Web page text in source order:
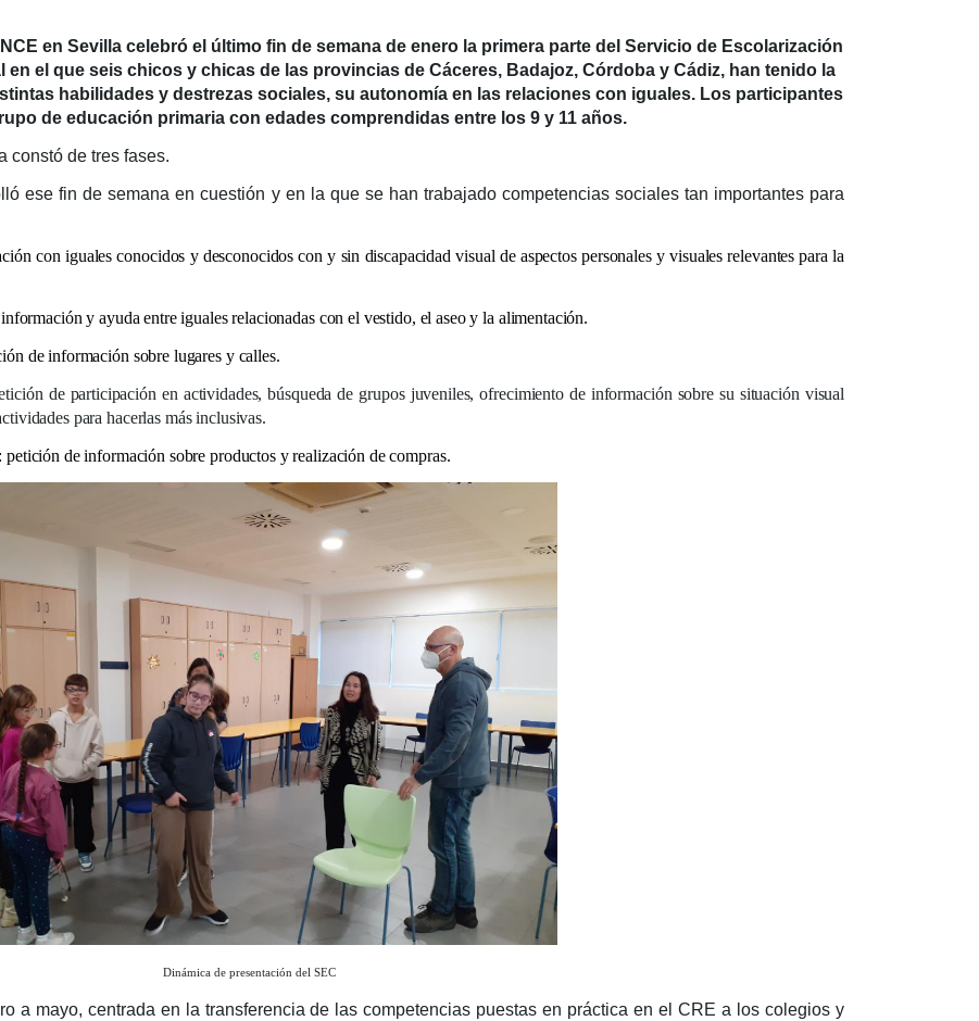
en Sevilla celebró el último fin de semana de enero la primera parte del Servicio de Escolarización
en el que seis chicos y chicas de las provincias de Cáceres, Badajoz, Córdoba y Cádiz, han tenido la
habilidades y destrezas sociales, su autonomía en las relaciones con iguales. Los participantes
de educación primaria con edades comprendidas entre los 9 y 11 años.
constó de tres fases.
ese fin de semana en cuestión y en la que se han trabajado competencias sociales tan importantes para
con iguales conocidos y desconocidos con y sin discapacidad visual de aspectos personales y visuales relevantes para la
y ayuda entre iguales relacionadas con el vestido, el aseo y la alimentación.
de información sobre lugares y calles.
de participación en actividades, búsqueda de grupos juveniles, ofrecimiento de información sobre su situación visual
para hacerlas más inclusivas.
: petición de información sobre productos y realización de compras.
Dinámica de presentación del SEC
a mayo, centrada en la transferencia de las competencias puestas en práctica en el CRE a los colegios y